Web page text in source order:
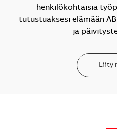
henkilökohtaisia
tutustuaksesi elämään
ja
Liity